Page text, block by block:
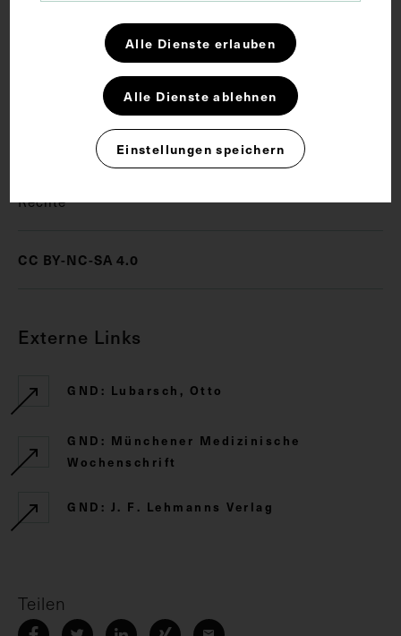
Pathologie
Rechte
CC BY-NC-SA 4.0
Externe Links
GND: Lubarsch, Otto
GND: Münchener Medizinische
Wochenschrift
GND: J. F. Lehmanns Verlag
Teilen
Alle Dienste erlauben
Alle Dienste ablehnen
Einstellungen speichern